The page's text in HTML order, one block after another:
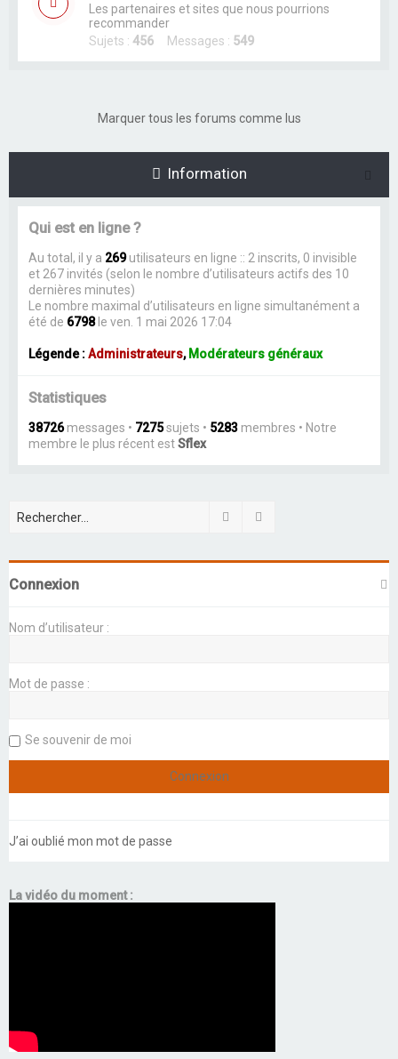
Les partenaires et sites que nous pourrions
recommander
Sujets : 456 Messages : 549
Marquer tous les forums comme lus
Information
Qui est en ligne ?
Au total, il y a 269utilisateurs en ligne :: 2 inscrits, 0 invisible
et 267 invités (selon le nombre d’utilisateurs actifs des 10
dernières minutes)
Le nombre maximal d’utilisateurs en ligne simultanément a
été de 6798le ven. 1 mai 2026 17:04
Légende :Administrateurs, Modérateurs généraux
Statistiques
38726messages • 7275sujets • 5283 membres • Notre
membre le plus récent estSflex
Rechercher
Connexion
Nom d’utilisateur :
Mot de passe :
Se souvenir de moi
J’ai oublié mon mot de passe
La vidéo du moment :